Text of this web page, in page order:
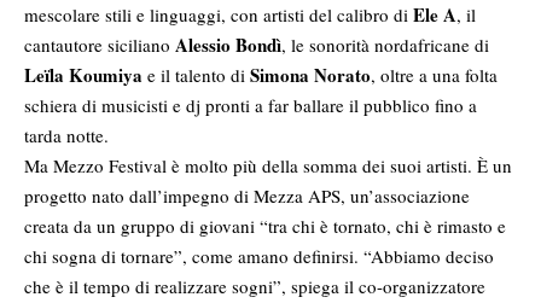
mescolare stili e linguaggi, con artisti del calibro di Ele A, il
cantautore siciliano Alessio Bondì, le sonorità nordafricane di
Leïla Koumiya e il talento di Simona Norato, oltre a una folta
schiera di musicisti e dj pronti a far ballare il pubblico fino a
tarda notte.
Ma Mezzo Festival è molto più della somma dei suoi artisti. È un
progetto nato dall’impegno di Mezza APS, un’associazione
creata da un gruppo di giovani “tra chi è tornato, chi è rimasto e
chi sogna di tornare”, come amano definirsi. “Abbiamo deciso
che è il tempo di realizzare sogni”, spiega il co-organizzatore